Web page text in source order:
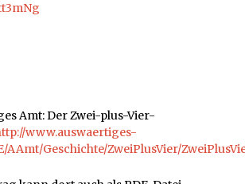
Amt: Der Zwei-plus-Vier-
www.auswaertiges-
AAmt/Geschichte/ZweiPlusVier/